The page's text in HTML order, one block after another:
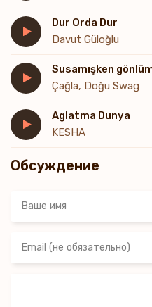
Dur Orda Dur
Davut Güloğlu
Susamışken
Çağla, Doğu Swag
Aglatma Dunya
KESHA
Обсуждение